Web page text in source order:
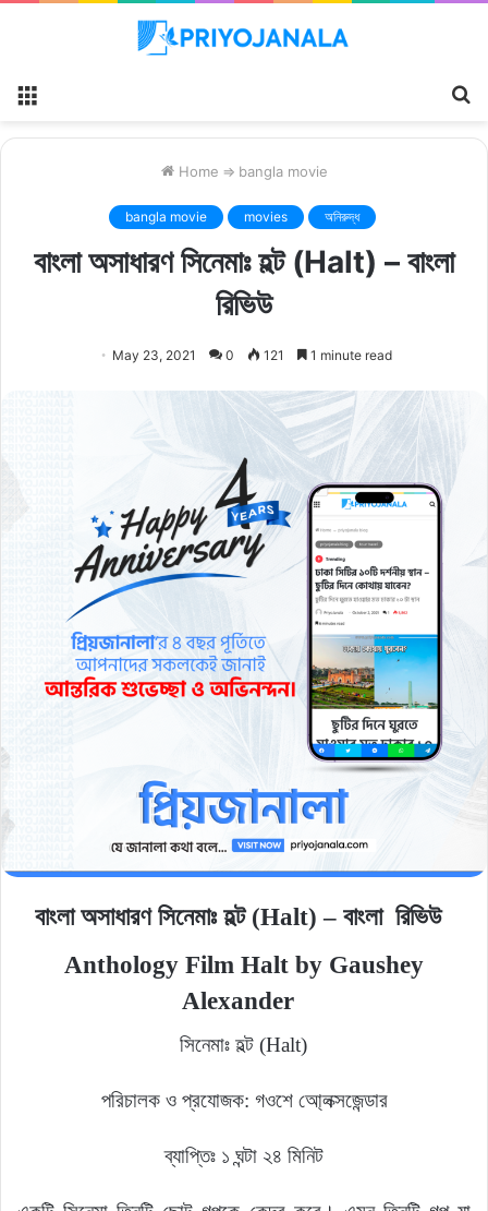
Home ⇒ bangla movie
bangla movie movies অনিরুদ্ধ
বাংলা অসাধারণ সিনেমাঃ হল্ট (Halt) – বাংলা
রিভিউ
May 23, 2021 0 121 1 minute read
বাংলা অসাধারণ সিনেমাঃ হল্ট (Halt) – বাংলা রিভিউ
Anthology Film Halt by Gaushey
Alexander
সিনেমাঃ হল্ট (Halt)
পরিচালক ও প্রযোজক: গওশে আ্লেক্সজেন্ডার
ব্যাপ্তিঃ ১ ঘন্টা ২৪ মিনিট